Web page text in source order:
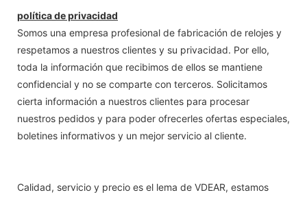
política de privacidad
Somos una empresa profesional de fabricación de relojes y
respetamos a nuestros clientes y su privacidad. Por ello,
toda la información que recibimos de ellos se mantiene
confidencial y no se comparte con terceros. Solicitamos
cierta información a nuestros clientes para procesar
nuestros pedidos y para poder ofrecerles ofertas especiales,
boletines informativos y un mejor servicio al cliente.
Calidad, servicio y precio es el lema de VDEAR, estamos